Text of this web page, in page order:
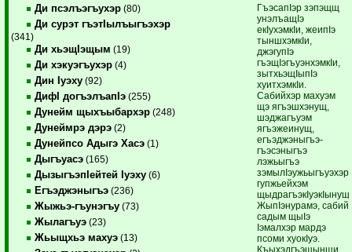
Ди псэлъэгъухэр (80)
Ди сурэт гъэтIылъыгъэхэр
(341)
Ди хьэщIэщым (19)
Ди хэкуэгъухэр (4)
Дин Iуэху (92)
ДифI догъэлъапIэ (255)
Дунейм щыхъыбархэр (248)
Дунеймрэ дэрэ (2)
Дунейпсо Адыгэ Хасэ (1)
Дыгъуасэ (165)
ДызыгъэпIейтей Iуэху (6)
Егъэджэныгъэ (236)
Жыжьэ-гъунэгъу (73)
Жылагъуэ (23)
Жьыщхьэ махуэ (13)
ГъэсапIэр зэпэщщ
унэлъащIэ
екIухэмкIи, жеипIэ
тыншхэмкIи,
джэгупIэ
гъэщIэгъуэнхэмкIи,
зытхьэщIыпIэ
хуитхэмкIи.
Сабийхэр махуэм
щэ ягъэшхэнущ,
шэджагъуэм
ягъэжеинущ,
егъэджэныгъэ-
гъэсэныгъэ
лэжьыгъэ
зэмылIэужьыгъуэхэр
гупжьейхэм
щыдрагъэкIуэкIынущ.
ЖыпIэнурамэ, сабий
садым щыIэ
Iэмалхэр мардэ
псоми хуокIуэ.
Къыхэдгъэщынщи,